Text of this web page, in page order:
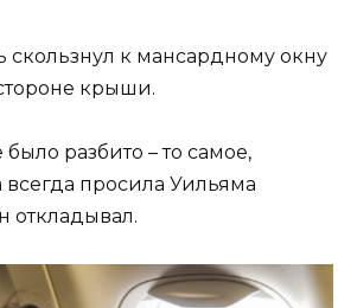
скользнул к мансардному окну
крыши.
разбито – то самое,
просила Уильяма
откладывал.